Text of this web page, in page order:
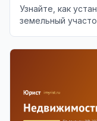
Узнайте, как
земельный